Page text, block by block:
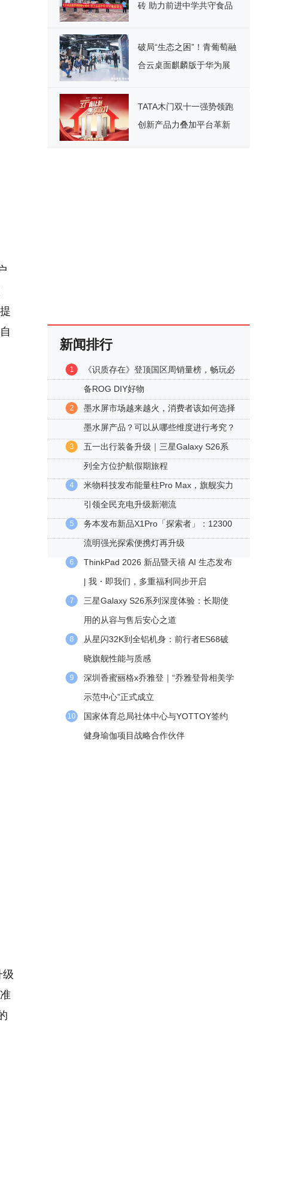
级
砖 助力前进中学共守食品
破局“生态之困”！青葡萄融
合云桌面麒麟版于华为展
办公新纪元
TATA木门双十一强势领跑
创新产品力叠加平台革新
新闻排行
1
《识质存在》登顶国区周销量榜，畅玩必
备ROG DIY好物
2
墨水屏市场越来越火，消费者该如何选择
墨水屏产品？可以从哪些维度进行考究？
3
五一出行装备升级｜三星Galaxy S26系
列全方位护航假期旅程
4
米物科技发布能量柱Pro Max，旗舰实力
引领全民充电升级新潮流
5
务本发布新品X1Pro「探索者」：12300
流明强光探索便携灯再升级
6
ThinkPad 2026 新品暨天禧 AI 生态发布
| 我・即我们，多重福利同步开启
7
三星Galaxy S26系列深度体验：长期使
用的从容与售后安心之道
8
从星闪32K到全铝机身：前行者ES68破
晓旗舰性能与质感
9
深圳香蜜丽格x乔雅登｜“乔雅登骨相美学
示范中心”正式成立
10
国家体育总局社体中心与YOTTOY签约
健身瑜伽项目战略合作伙伴